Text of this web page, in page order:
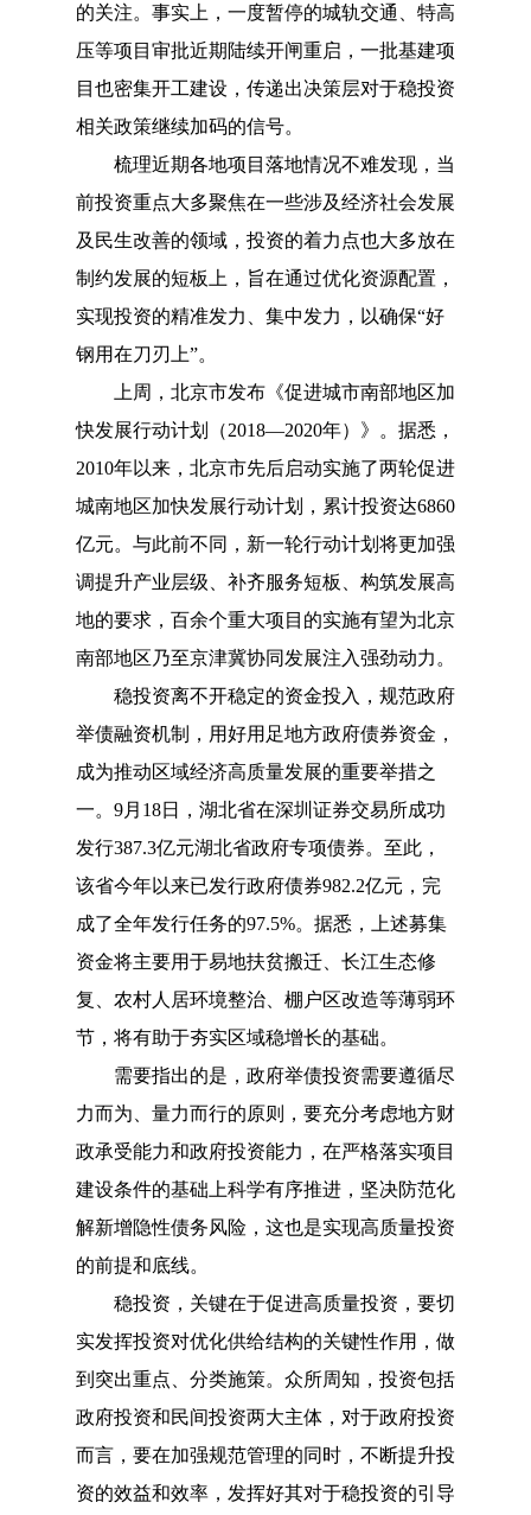
的关注。事实上，一度暂停的城轨交通、特高
压等项目审批近期陆续开闸重启，一批基建项
目也密集开工建设，传递出决策层对于稳投资
相关政策继续加码的信号。
梳理近期各地项目落地情况不难发现，当
前投资重点大多聚焦在一些涉及经济社会发展
及民生改善的领域，投资的着力点也大多放在
制约发展的短板上，旨在通过优化资源配置，
实现投资的精准发力、集中发力，以确保“好
钢用在刀刃上”。
上周，北京市发布《促进城市南部地区加
快发展行动计划（2018—2020年）》。据悉，
2010年以来，北京市先后启动实施了两轮促进
城南地区加快发展行动计划，累计投资达6860
亿元。与此前不同，新一轮行动计划将更加强
调提升产业层级、补齐服务短板、构筑发展高
地的要求，百余个重大项目的实施有望为北京
南部地区乃至京津冀协同发展注入强劲动力。
稳投资离不开稳定的资金投入，规范政府
举债融资机制，用好用足地方政府债券资金，
成为推动区域经济高质量发展的重要举措之
一。9月18日，湖北省在深圳证券交易所成功
发行387.3亿元湖北省政府专项债券。至此，
该省今年以来已发行政府债券982.2亿元，完
成了全年发行任务的97.5%。据悉，上述募集
资金将主要用于易地扶贫搬迁、长江生态修
复、农村人居环境整治、棚户区改造等薄弱环
节，将有助于夯实区域稳增长的基础。
需要指出的是，政府举债投资需要遵循尽
力而为、量力而行的原则，要充分考虑地方财
政承受能力和政府投资能力，在严格落实项目
建设条件的基础上科学有序推进，坚决防范化
解新增隐性债务风险，这也是实现高质量投资
的前提和底线。
稳投资，关键在于促进高质量投资，要切
实发挥投资对优化供给结构的关键性作用，做
到突出重点、分类施策。众所周知，投资包括
政府投资和民间投资两大主体，对于政府投资
而言，要在加强规范管理的同时，不断提升投
资的效益和效率，发挥好其对于稳投资的引导